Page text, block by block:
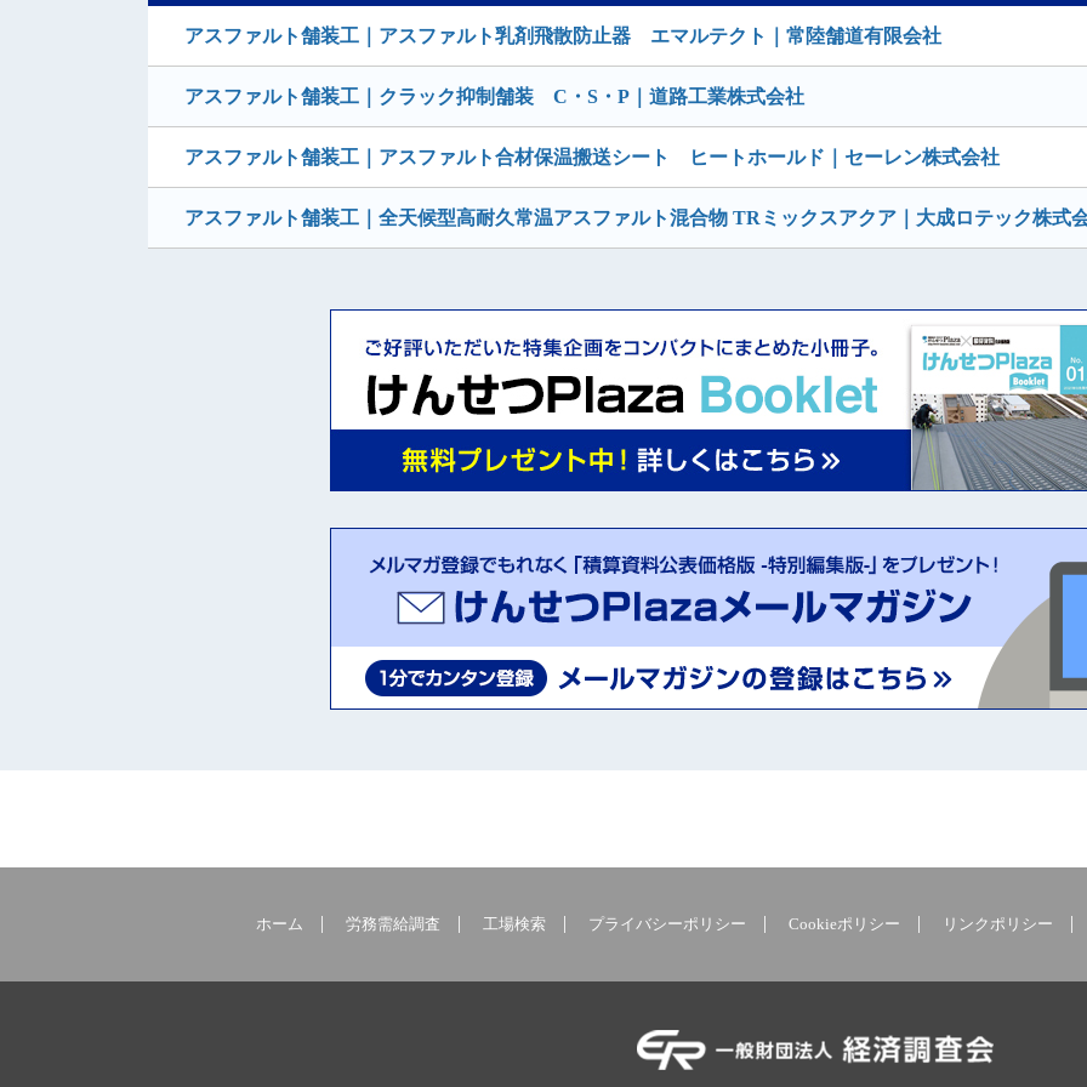
アスファルト舗装工｜アスファルト乳剤飛散防止器 エマルテクト｜常陸舗道有限会社
アスファルト舗装工｜クラック抑制舗装 C・S・P｜道路工業株式会社
アスファルト舗装工｜アスファルト合材保温搬送シート ヒートホールド｜セーレン株式会社
アスファルト舗装工｜全天候型高耐久常温アスファルト混合物 TRミックスアクア｜大成ロテック株式
ホーム 労務需給調査 工場検索 プライバシーポリシー Cookieポリシー リンクポリシー